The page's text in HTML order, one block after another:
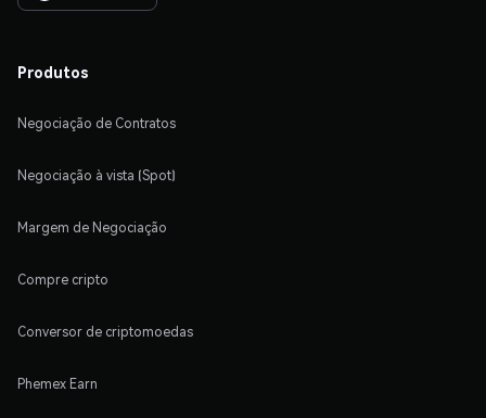
Produtos
Negociação de Contratos
Negociação à vista (Spot)
Margem de Negociação
Compre cripto
Conversor de criptomoedas
Phemex Earn